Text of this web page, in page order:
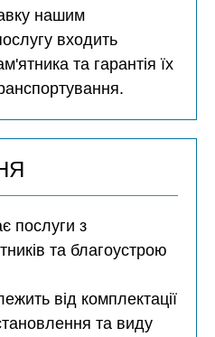
нашим
входить
та гарантія їх
послуги з
та благоустрою
від комплектації
та виду